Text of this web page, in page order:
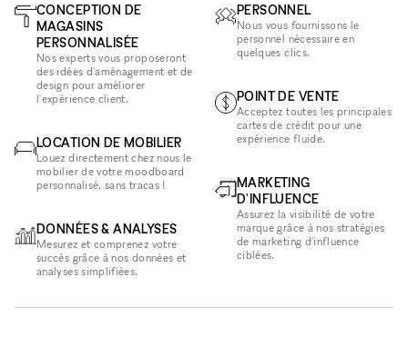
CONCEPTION DE
MAGASINS
PERSONNALISÉE
Nos experts vous proposeront
des idées d'aménagement et de
design pour améliorer
l'expérience client.
LOCATION DE MOBILIER
Louez directement chez nous le
mobilier de votre moodboard
personnalisé, sans tracas !
DONNÉES & ANALYSES
Mesurez et comprenez votre
succès grâce à nos données et
analyses simplifiées.
PERSONNEL
Nous vous fournissons le
personnel nécessaire en
quelques clics.
POINT DE VENTE
Acceptez toutes les principales
cartes de crédit pour une
expérience fluide.
MARKETING
D'INFLUENCE
Assurez la visibilité de votre
marque grâce à nos stratégies
de marketing d'influence
ciblées.